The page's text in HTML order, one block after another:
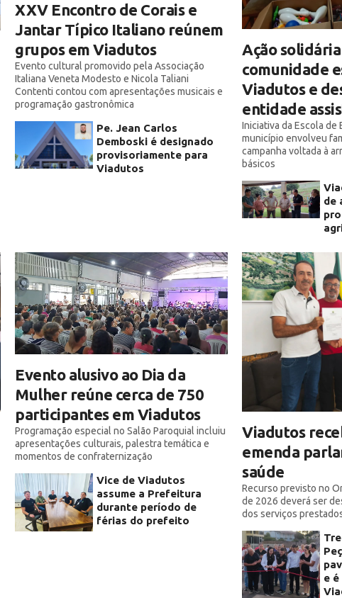
XXV Encontro de Corais e
Jantar Típico Italiano reúnem
grupos em Viadutos
Evento cultural promovido pela Associação
Italiana Veneta Modesto e Nicola Taliani
Contenti contou com apresentações musicais e
programação gastronômica
Pe. Jean Carlos
Demboski é designado
provisoriamente para
Viadutos
Ação
comunidade
Viadutos e
entidade
Iniciativa da Escola de
município envolveu
campanha voltada à
básicos
de
Evento alusivo ao Dia da
Mulher reúne cerca de 750
participantes em Viadutos
Programação especial no Salão Paroquial incluiu
apresentações culturais, palestra temática e
momentos de confraternização
Vice de Viadutos
assume a Prefeitura
durante período de
férias do prefeito
Viadutos
emenda
saúde
Recurso previsto no
de 2026 deverá ser
dos serviços
e